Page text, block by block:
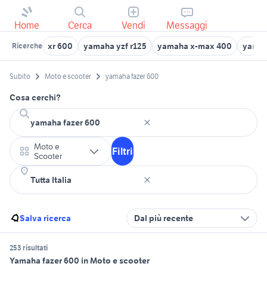
Home Cerca Vendi Messaggi
Ricerche xr 600 yamaha yzf r125 yamaha x-max 400
Subito Moto e scooter yamaha fazer 600
Cosa cerchi?
Moto e
Scooter
Filtri
Salva ricerca Dal più recente
253 risultati
Yamaha fazer 600 in Moto e scooter